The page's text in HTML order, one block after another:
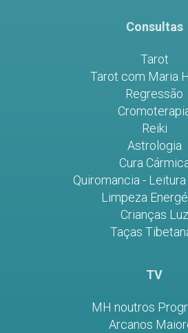
Consultas
Tarot
Tarot com Maria
Regressão
Reiki
Astrologia
Cura
Quiromancia -
Limpeza
Crianças Luz
Taças
TV
MH noutros
Arcanos